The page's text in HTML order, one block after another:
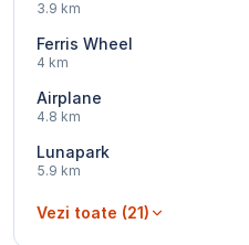
3.9 km
Ferris Wheel
4 km
Airplane
4.8 km
Lunapark
5.9 km
Vezi toate (21)